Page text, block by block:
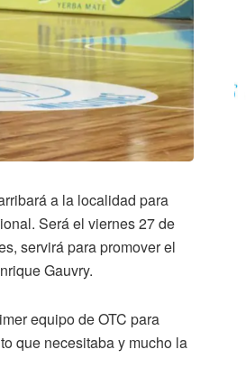
a la localidad para
Será el viernes 27 de
servirá para promover el
Gauvry.
equipo de OTC para
que necesitaba y mucho la